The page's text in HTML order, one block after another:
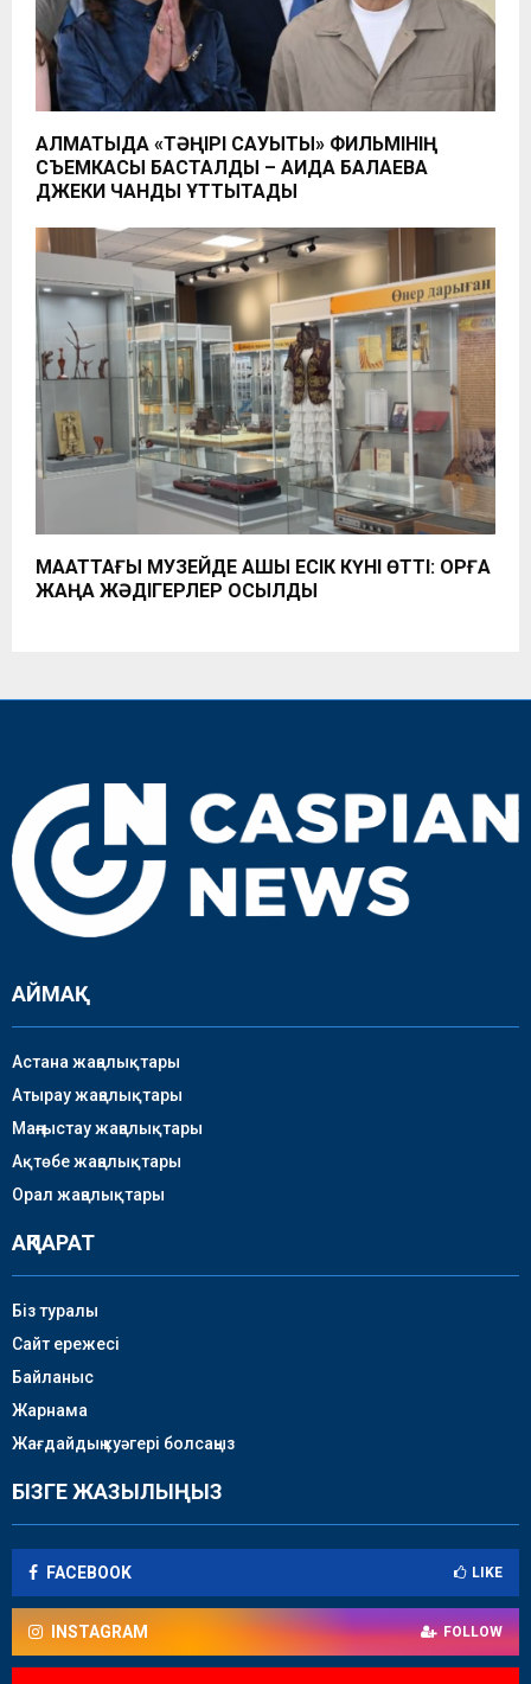
АЛМАТЫДА «ТӘҢІРІ САУЫТЫ» ФИЛЬМІНІҢ
СЪЕМКАСЫ БАСТАЛДЫ – АИДА БАЛАЕВА
ДЖЕКИ ЧАНДЫ ҚҰТТЫҚТАДЫ
МАҚАТТАҒЫ МУЗЕЙДЕ АШЫҚ ЕСІК КҮНІ ӨТТІ: ҚОРҒА
ЖАҢА ЖӘДІГЕРЛЕР ҚОСЫЛДЫ
АЙМАҚ
Астана жаңалықтары
Атырау жаңалықтары
Маңғыстау жаңалықтары
Ақтөбе жаңалықтары
Орал жаңалықтары
АҚПАРАТ
Біз туралы
Сайт ережесі
Байланыс
Жарнама
Жағдайдың куәгері болсаңыз
БІЗГЕ ЖАЗЫЛЫҢЫЗ
FACEBOOK LIKE
INSTAGRAM FOLLOW